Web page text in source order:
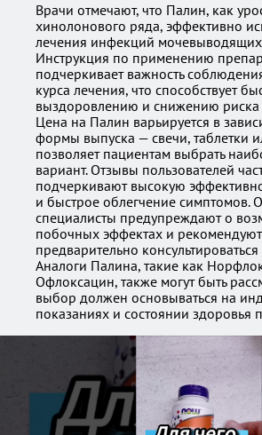
Врачи отмечают, что Палин, как
хинолонового ряда, эффективно
лечения инфекций мочевыводящих
Инструкция по применению
подчеркивает важность
курса лечения, что способствует
выздоровлению и снижению риска
Цена на Палин варьируется в
формы выпуска — свечи, таблетки
позволяет пациентам выбрать
вариант. Отзывы пользователей
подчеркивают высокую
и быстрое облегчение симптомов.
специалисты предупреждают о
побочных эффектах и рекомендуют
предварительно
Аналоги Палина, такие как
Офлоксацин, также могут быть
выбор должен основываться на
показаниях и состоянии здоровья